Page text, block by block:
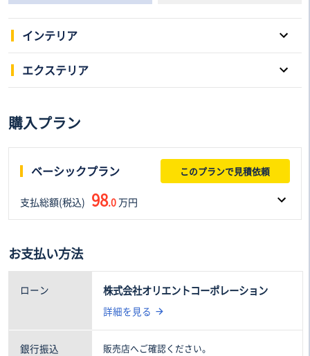
インテリア
パワーウインドウ
スマートキー 本革シート
3列シート
フルフラットシート 後席モニター
シートヒーター シートエアコン
ウォークスルー
エクステリア
アルミホイール
ジドランプ
エアロパーツ
フロントフォグランプ ルーフレール
購入プラン
ベーシックプラン このプランで見積依頼
支払総額(税込) 98.0万円
95.0万円
お支払い方法
ローン 株式会社オリエントコーポレーション
詳細を見る
銀行振込 販売店へご確認ください。